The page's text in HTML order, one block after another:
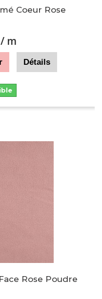
Coeur Rose
/ m
Détails
Rose Poudre